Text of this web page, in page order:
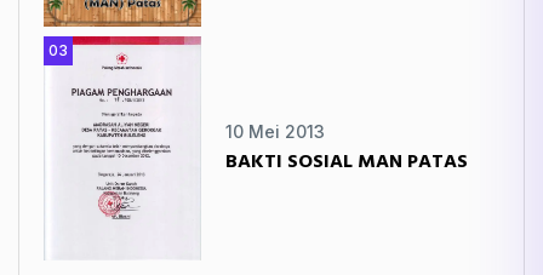
03
10 Mei 2013
BAKTI SOSIAL MAN PATAS